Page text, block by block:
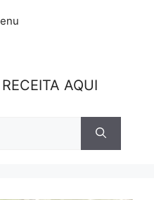
AQUI